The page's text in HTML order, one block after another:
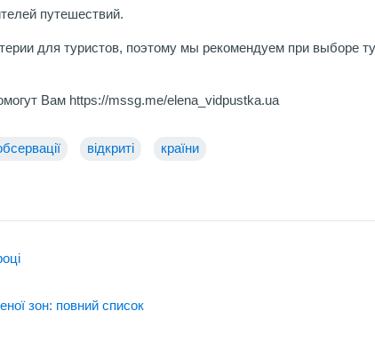
путешествий.
для туристов, поэтому мы рекомендуем при выборе
Вам https://mssg.me/elena_vidpustka.ua
відкриті країни
зон: повний список